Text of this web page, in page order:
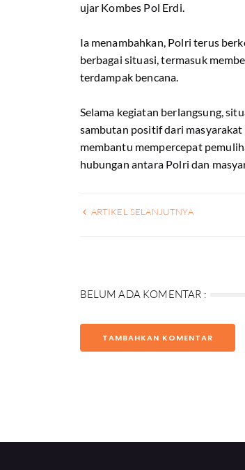
ujar Kombes Pol Erdi.
Ia menambahkan, Polri terus
berbagai situasi, termasuk
terdampak bencana.
Selama kegiatan berlangsung,
sambutan positif dari
membantu mempercepat
hubungan antara Polri dan
ARTIKEL SELANJUTNYA
BELUM ADA KOMENTAR :
TAMBAHKAN KOMENTAR